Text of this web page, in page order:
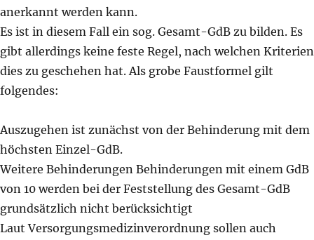
anerkannt werden kann.
Es ist in diesem Fall ein sog. Gesamt-GdB zu bilden. Es
gibt allerdings keine feste Regel, nach welchen Kriterien
dies zu geschehen hat. Als grobe Faustformel gilt
folgendes:
Auszugehen ist zunächst von der Behinderung mit dem
höchsten Einzel-GdB.
Weitere Behinderungen Behinderungen mit einem GdB
von 10 werden bei der Feststellung des Gesamt-GdB
grundsätzlich nicht berücksichtigt
Laut Versorgungsmedizinverordnung sollen auch